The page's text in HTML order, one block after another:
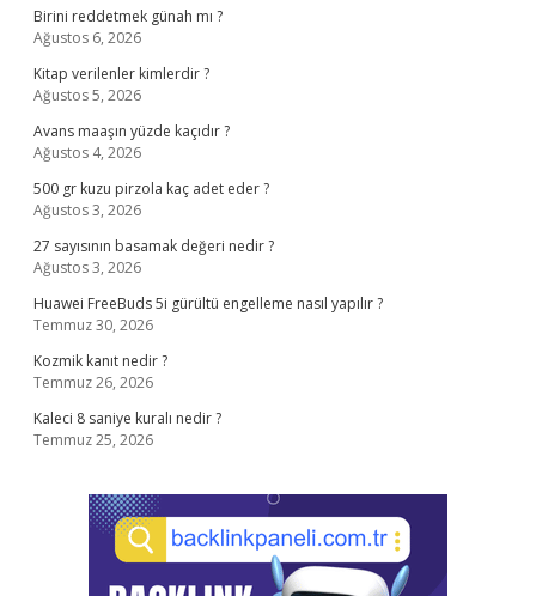
Birini reddetmek günah mı ?
Ağustos 6, 2026
Kitap verilenler kimlerdir ?
Ağustos 5, 2026
Avans maaşın yüzde kaçıdır ?
Ağustos 4, 2026
500 gr kuzu pirzola kaç adet eder ?
Ağustos 3, 2026
27 sayısının basamak değeri nedir ?
Ağustos 3, 2026
Huawei FreeBuds 5i gürültü engelleme nasıl yapılır ?
Temmuz 30, 2026
Kozmik kanıt nedir ?
Temmuz 26, 2026
Kaleci 8 saniye kuralı nedir ?
Temmuz 25, 2026